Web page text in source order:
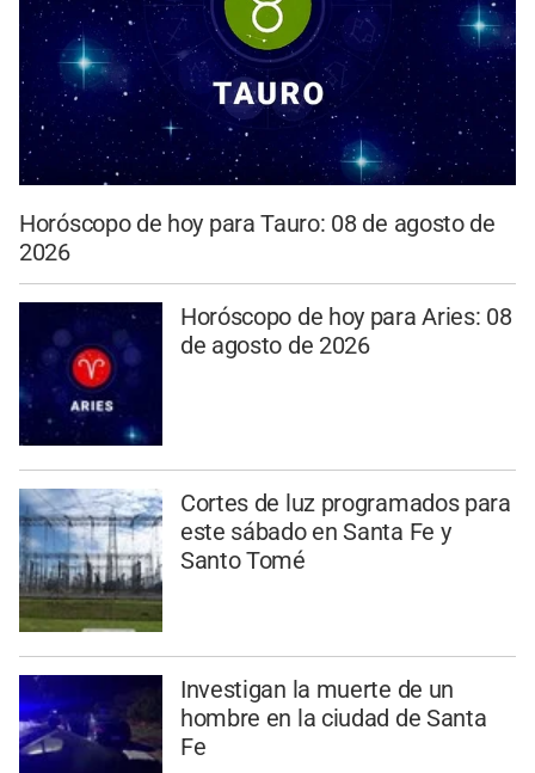
Horóscopo de hoy para Tauro: 08 de agosto de
2026
Horóscopo de hoy para Aries: 08
de agosto de 2026
Cortes de luz programados para
este sábado en Santa Fe y
Santo Tomé
Investigan la muerte de un
hombre en la ciudad de Santa
Fe